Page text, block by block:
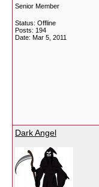
Senior Member
Status: Offline
Posts: 194
Date: Mar 5, 2011
Dark Angel